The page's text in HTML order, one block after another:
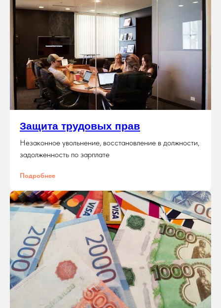
Защита трудовых прав
Незаконное увольнение, восстановление в должности,
задолженность по зарплате
Подробнее